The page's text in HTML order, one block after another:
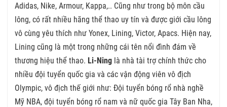
Adidas, Nike, Armour, Kappa,.. Cũng như trong bộ môn cầu
lông, có rất nhiều hãng thể thao uy tín và được giới cầu lông
vô cùng yêu thích như Yonex, Lining, Victor, Apacs. Hiện nay,
Lining cũng là một trong những cái tên nổi đình đám về
thương hiệu thể thao. Li-Ning là nhà tài trợ chính thức cho
nhiều đội tuyển quốc gia và các vận động viên vô địch
Olympic, vô địch thế giới như: Đội tuyển bóng rổ nhà nghề
Mỹ NBA, đội tuyển bóng rổ nam và nữ quốc gia Tây Ban Nha,